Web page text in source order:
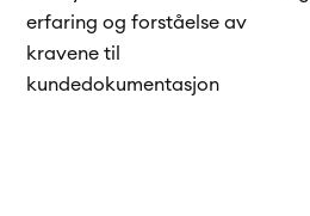
erfaring og forståelse av
kravene til
kundedokumentasjon